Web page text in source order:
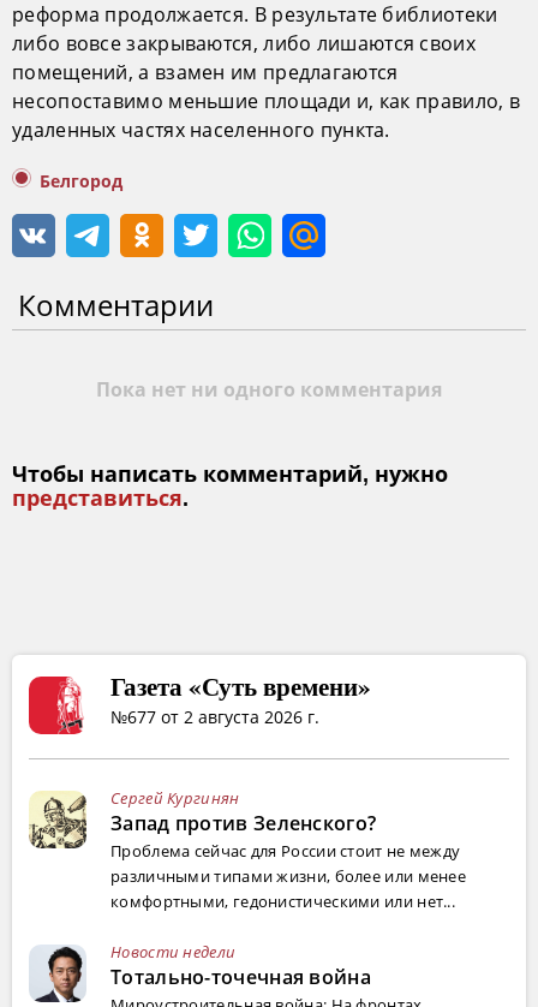
реформа продолжается. В результате библиотеки
либо вовсе закрываются, либо лишаются своих
помещений, а взамен им предлагаются
несопоставимо меньшие площади и, как правило, в
удаленных частях населенного пункта.
Белгород
Комментарии
Пока нет ни одного комментария
Чтобы написать комментарий, нужно
представиться.
Газета «Суть времени»
№677 от 2 августа 2026 г.
Сергей Кургинян
Запад против Зеленского?
Проблема сейчас для России стоит не между
различными типами жизни, более или менее
комфортными, гедонистическими или нет...
Новости недели
Тотально-точечная война